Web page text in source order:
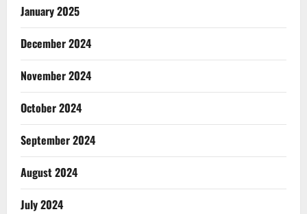
January 2025
December 2024
November 2024
October 2024
September 2024
August 2024
July 2024